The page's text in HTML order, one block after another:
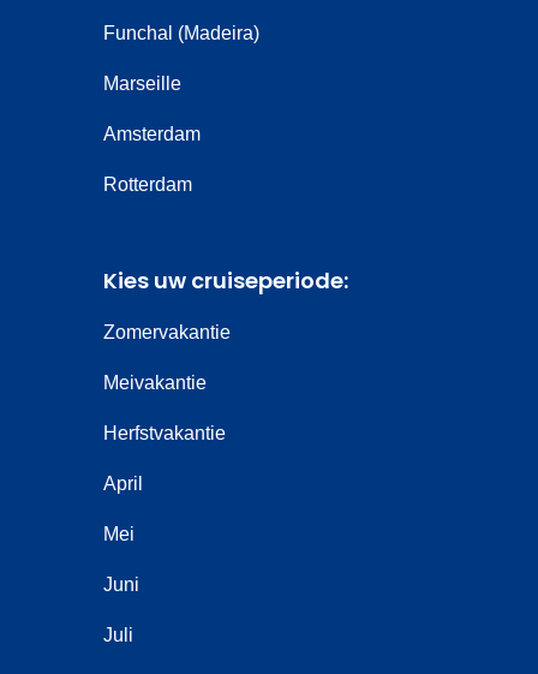
Funchal (Madeira)
Marseille
Amsterdam
Rotterdam
Kies uw cruiseperiode:
Zomervakantie
Meivakantie
Herfstvakantie
April
Mei
Juni
Juli